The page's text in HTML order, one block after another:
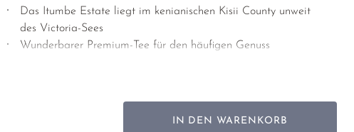
Das Itumbe Estate liegt im kenianischen Kisii County unweit
des Victoria-Sees
Wunderbarer Premium-Tee für den häufigen Genuss
IN DEN WARENKORB